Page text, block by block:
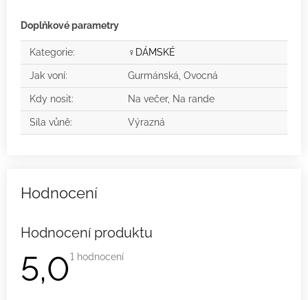
Doplňkové parametry
Kategorie: ♀️DÁMSKÉ
Jak voní: Gurmánská, Ovocná
Kdy nosit: Na večer, Na rande
Síla vůně: Výrazná
Hodnocení produktu
5,0Průměrné
1 hodnocení